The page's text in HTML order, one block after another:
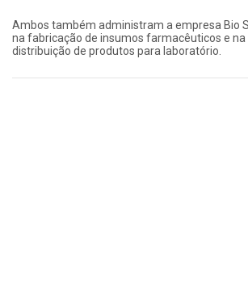
Ambos também administram a empresa Bio
na fabricação de insumos farmacêuticos e
distribuição de produtos para laboratório.